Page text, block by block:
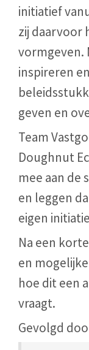
initiatief
zij daarvoor
vormgeven.
inspireren
geven en
Team
Doughnut
mee aan de
en leggen
eigen
Na een
en
hoe dit een
vraagt.
Gevolgd